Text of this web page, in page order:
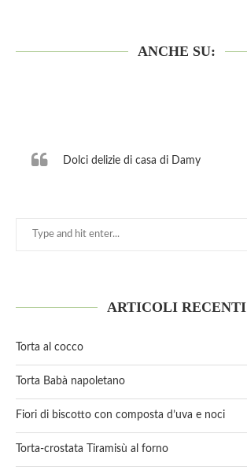
ANCHE SU:
Dolci delizie di casa di Damy
ARTICOLI RECENTI
Torta al cocco
Torta Babà napoletano
Fiori di biscotto con composta d’uva e noci
Torta-crostata Tiramisù al forno